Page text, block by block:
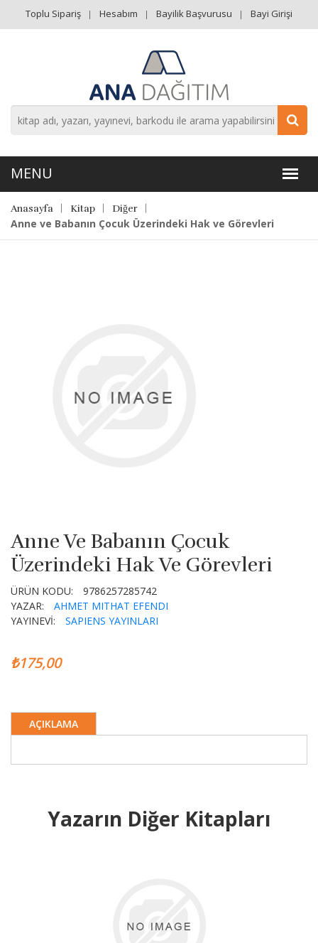
Toplu Sipariş Hesabım Bayilik Başvurusu Bayi Girişi
Anasayfa Kitap Diğer
Anne ve Babanın Çocuk Üzerindeki Hak ve Görevleri
Anne Ve Babanın Çocuk
Üzerindeki Hak Ve Görevleri
ÜRÜN KODU:
9786257285742
YAZAR:
AHMET MITHAT EFENDI
YAYINEVİ:
SAPIENS YAYINLARI
₺175,00
AÇIKLAMA
Yazarın Diğer Kitapları